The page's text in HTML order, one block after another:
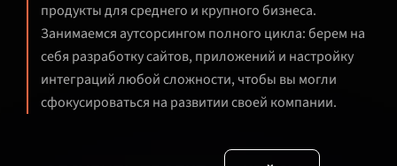
продукты для среднего и крупного бизнеса.
Занимаемся аутсорсингом полного цикла: берем на
себя разработку сайтов, приложений и настройку
интеграций любой сложности, чтобы вы могли
сфокусироваться на развитии своей компании.